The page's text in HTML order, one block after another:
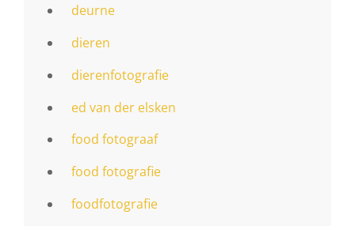
deurne
dieren
dierenfotografie
ed van der elsken
food fotograaf
food fotografie
foodfotografie